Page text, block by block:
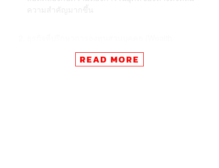
ความสำคัญมากขึ้น
Management) จะมุ่งใช้ประโยชน์แพลตฟอร์ม
ผลิตภัณฑ์และบริการที่ได้ถูกพัฒนาขึ้นในช่วงปีที่ผ่าน
READ MORE